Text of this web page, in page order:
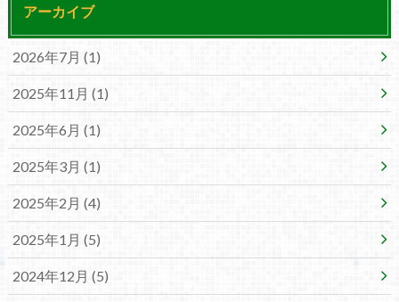
アーカイブ
2026年7月 (1)
2025年11月 (1)
2025年6月 (1)
2025年3月 (1)
2025年2月 (4)
2025年1月 (5)
2024年12月 (5)